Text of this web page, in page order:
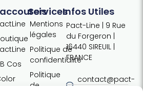
Services
Mentions
légales
Politique de
confidentialité
Politique
de
Cos
Infos Utiles
Pact-Line | 9 Rue
du Forgeron |
16440 SIREUIL |
FRANCE
contact@pact-